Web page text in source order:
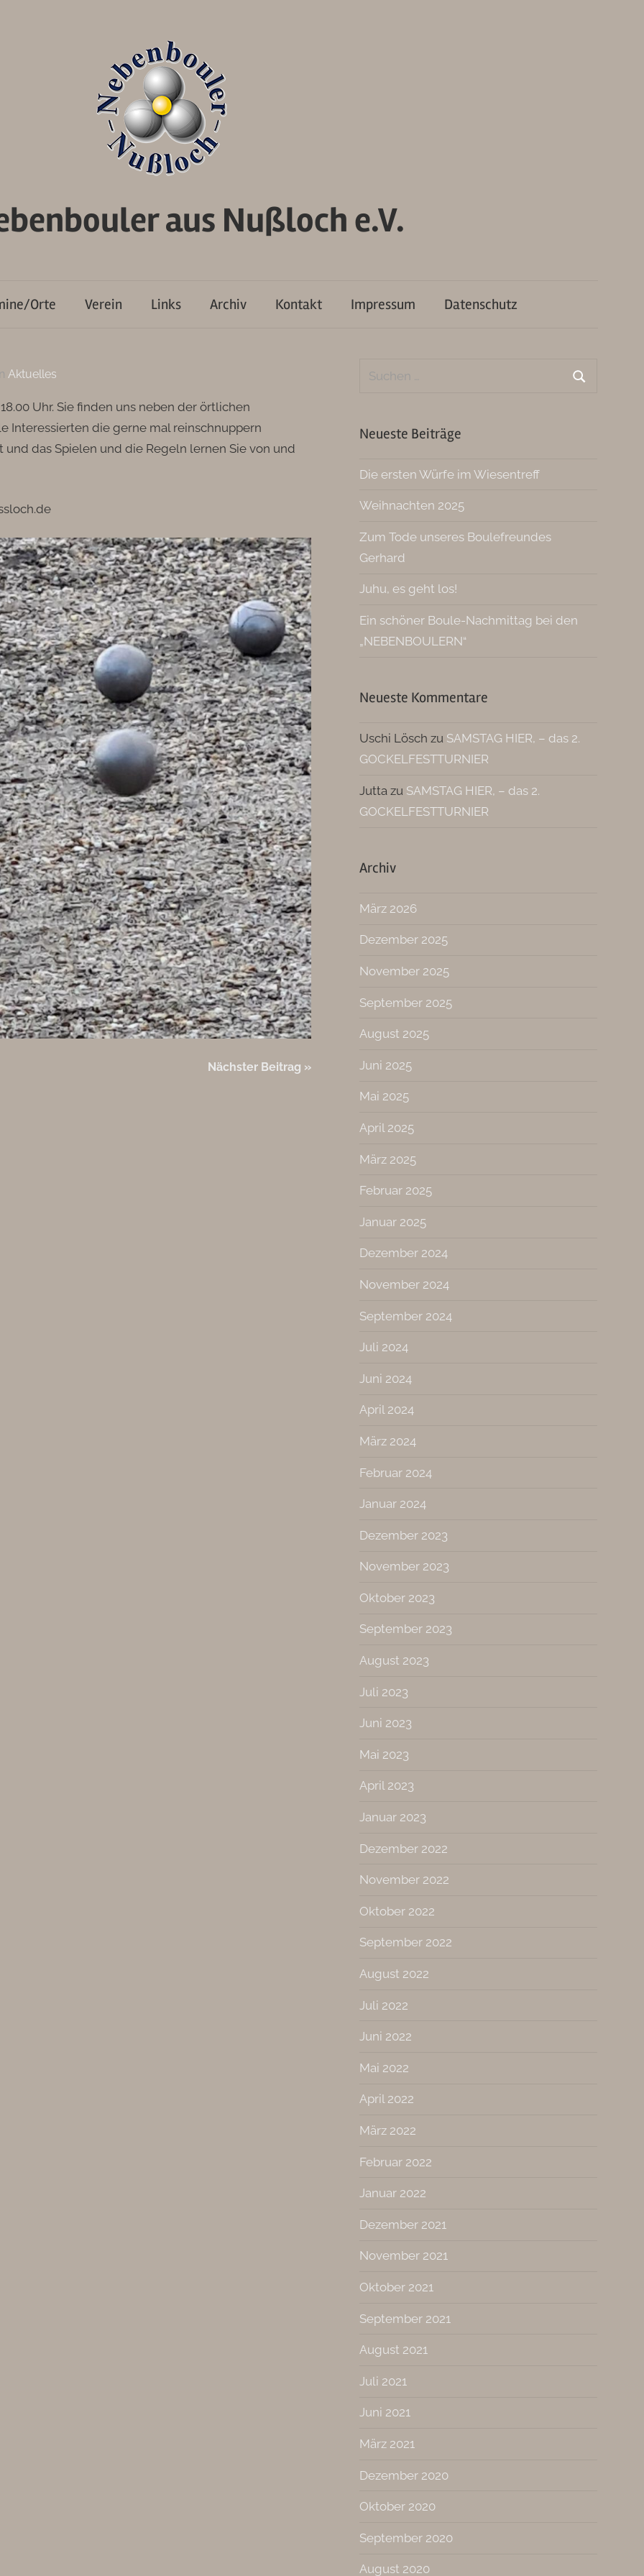
aus Nußloch e.V.
Orte Verein Links Archiv Kontakt Impressum Datenschutz
In Aktuelles
Uhr. Sie finden uns neben der örtlichen
Interessierten die gerne mal reinschnuppern
das Spielen und die Regeln lernen Sie von und
Nächster Beitrag
Suchen
Neueste Beiträge
Die ersten Würfe im Wiesentreff
Weihnachten 2025
Zum Tode unseres Boulefreundes
Gerhard
Juhu, es geht los!
Ein schöner Boule-Nachmittag bei den
„NEBENBOULERN“
Neueste Kommentare
Uschi Lösch zu SAMSTAG HIER, – das 2.
GOCKELFESTTURNIER
Jutta zu SAMSTAG HIER, – das 2.
GOCKELFESTTURNIER
Archiv
März 2026
Dezember 2025
November 2025
September 2025
August 2025
Juni 2025
Mai 2025
April 2025
März 2025
Februar 2025
Januar 2025
Dezember 2024
November 2024
September 2024
Juli 2024
Juni 2024
April 2024
März 2024
Februar 2024
Januar 2024
Dezember 2023
November 2023
Oktober 2023
September 2023
August 2023
Juli 2023
Juni 2023
Mai 2023
April 2023
Januar 2023
Dezember 2022
November 2022
Oktober 2022
September 2022
August 2022
Juli 2022
Juni 2022
Mai 2022
April 2022
März 2022
Februar 2022
Januar 2022
Dezember 2021
November 2021
Oktober 2021
September 2021
August 2021
Juli 2021
Juni 2021
März 2021
Dezember 2020
Oktober 2020
September 2020
August 2020